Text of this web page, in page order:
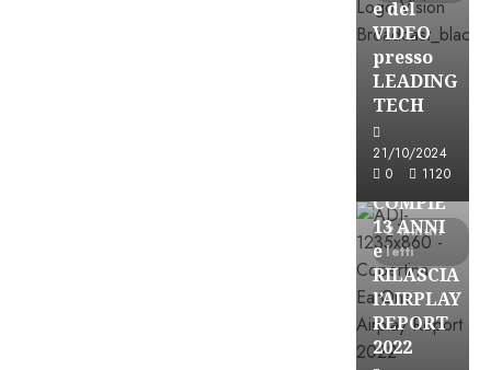
e del
VIDEO
presso
LEADING
TECH
21/10/2024
0
1120
2 minuti
letti
Partnership
EARONE
COMPIE
13 ANNI
e
RILASCIA
l’AIRPLAY
REPORT
2022